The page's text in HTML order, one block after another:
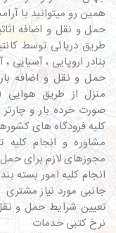
همین رو میتوانید با
حمل و نقل و اضافه
طریق دریائی توسط
بنادر اروپایی ، آسیایی ،
حمل و نقل و اضافه
منزل از طریق
صورت خرده بار و چارتر
کلیه فرودگاه های
مشاوره و انجام
مجوزهای لازم برای
انجام کلیه امور بسته
جانبی مورد نیاز مشتری
تعیین شرایط حمل و
نرخ کتبی خدمات